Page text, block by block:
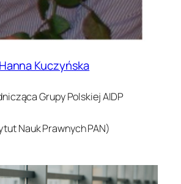
Hanna Kuczyńska
Grupy Polskiej AIDP
Nauk Prawnych PAN)